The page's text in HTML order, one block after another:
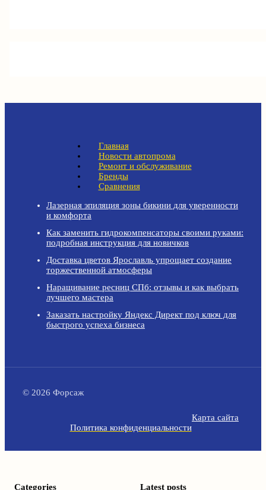
Главная
Новости автопрома
Ремонт и обслуживание
Бренды
Сравнения
Лазерная эпиляция зоны бикини для уверенности
и комфорта
Как заменить гидрокомпенсаторы своими руками:
подробная инструкция для новичков
Доставка цветов Ярославль упрощает создание
торжественной атмосферы
Наращивание ресниц СПб: отзывы и как выбрать
лучшего мастера
Заказать настройку Яндекс Директ под ключ для
быстрого успеха бизнеса
© 2026 Форсаж
Карта сайта
Политика конфиденциальности
Categories Latest posts